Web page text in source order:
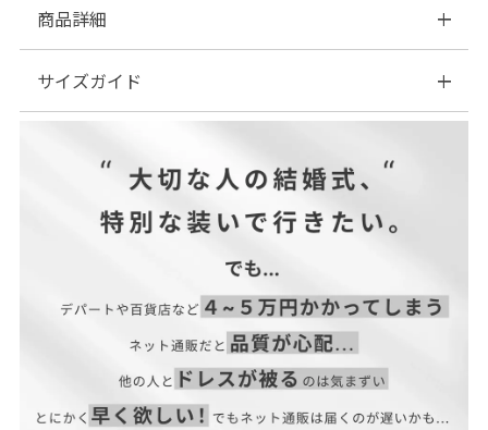
商品詳細
■素材：(大パール)ガラスパール
(金具部分)ステンレス
■裏地：なし
■ファスナー：なし
■付属品：なし
サイズガイド
サイズ(cm)
本体
41~46
【当店のサイズガイドはこちら→】